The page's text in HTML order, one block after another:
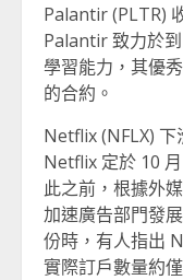
Palantir (PLTR)
Palantir 致力於
學習能力，其優
的合約。
Netflix (NFLX) 下
Netflix 定於 10
此之前，根據外
加速廣告部門發
份時，有人指出
實際訂戶數量約